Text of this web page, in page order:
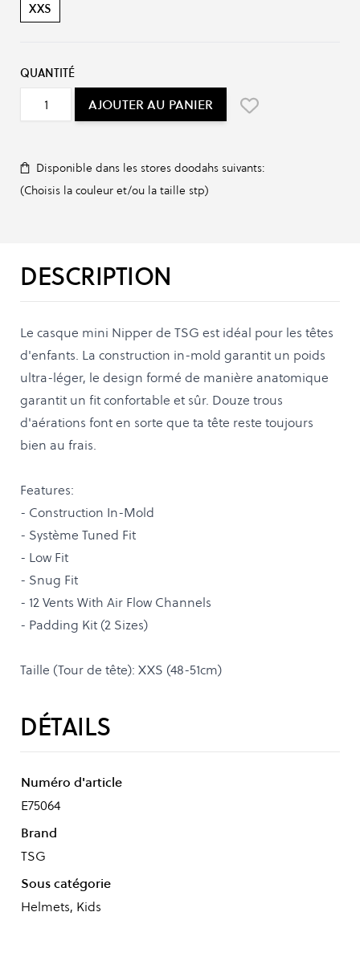
XXS
QUANTITÉ
AJOUTER AU PANIER
Disponible dans les stores doodahs suivants:
(Choisis la couleur et/ou la taille stp)
DESCRIPTION
Le casque mini Nipper de TSG est idéal pour les têtes
d'enfants. La construction in-mold garantit un poids
ultra-léger, le design formé de manière anatomique
garantit un fit confortable et sûr. Douze trous
d'aérations font en sorte que ta tête reste toujours
bien au frais.
Features:
- Construction In-Mold
- Système Tuned Fit
- Low Fit
- Snug Fit
- 12 Vents With Air Flow Channels
- Padding Kit (2 Sizes)
Taille (Tour de tête): XXS (48-51cm)
DÉTAILS
Numéro d'article
E75064
Brand
TSG
Sous catégorie
Helmets, Kids